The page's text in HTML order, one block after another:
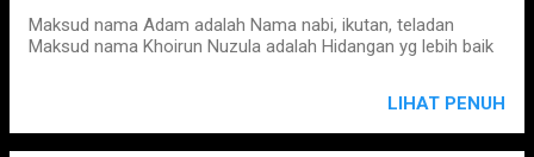
Maksud nama Adam adalah Nama nabi, ikutan, teladan
Maksud nama Khoirun Nuzula adalah Hidangan yg lebih baik
LIHAT PENUH